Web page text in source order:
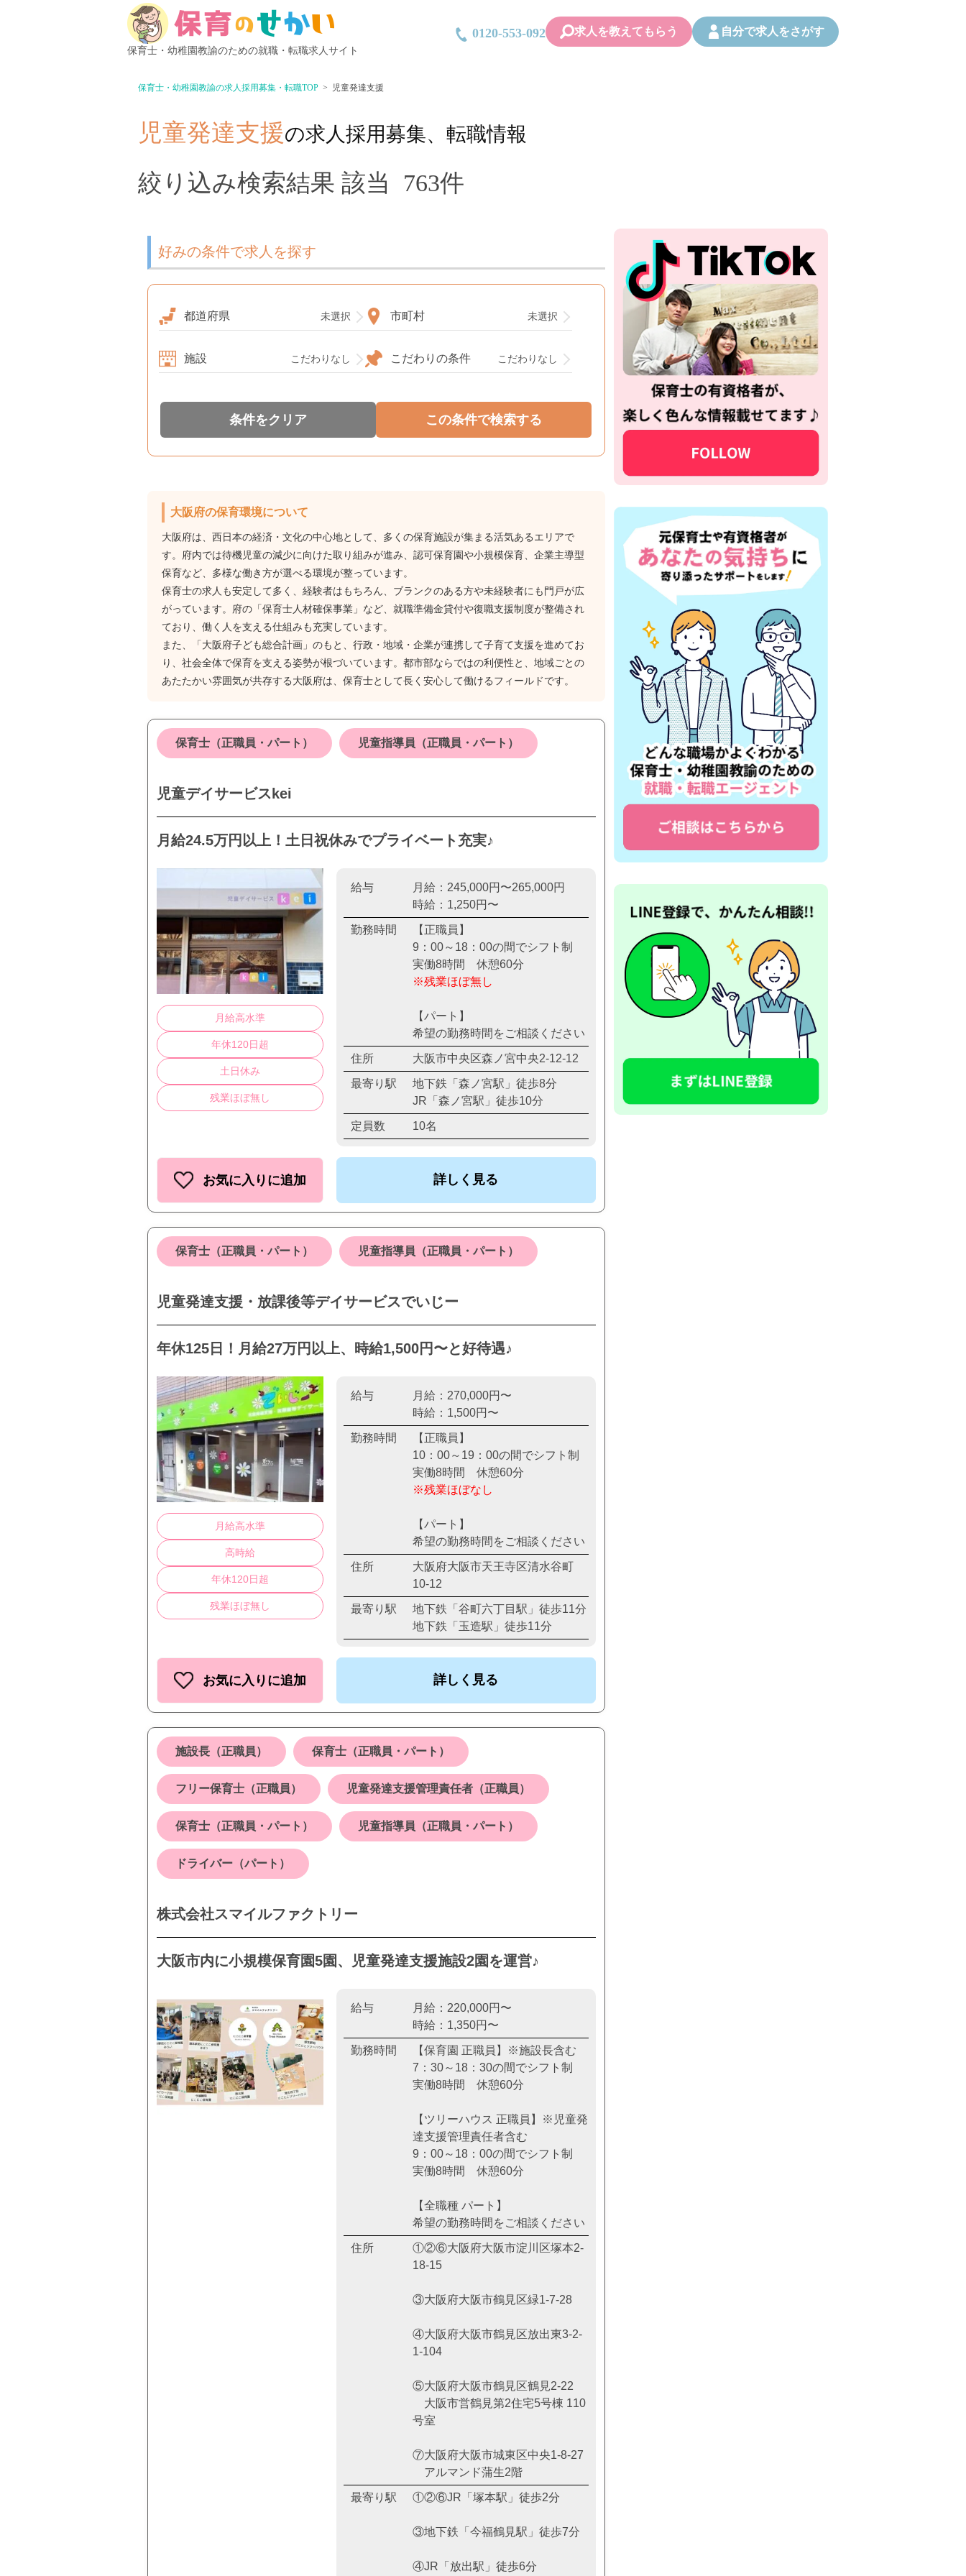
保育士・幼稚園教諭のための就職・転職求人サイト
0120-553-092 求人を教えてもらう 自分で求人をさがす
保育士・幼稚園教諭の求人採用募集・転職TOP 児童発達支援
児童発達支援の求人採用募集、転職情報
絞り込み検索結果 該当 763件
好みの条件で求人を探す
都道府県 未選択 市町村 未選択
施設 こだわりなし こだわりの条件 こだわりなし
条件をクリア
大阪府の保育環境について
大阪府は、西日本の経済・文化の中心地として、多くの保育施設が集まる活気あるエリアで
す。府内では待機児童の減少に向けた取り組みが進み、認可保育園や小規模保育、企業主導型
保育など、多様な働き方が選べる環境が整っています。
保育士の求人も安定して多く、経験者はもちろん、ブランクのある方や未経験者にも門戸が広
がっています。府の「保育士人材確保事業」など、就職準備金貸付や復職支援制度が整備され
ており、働く人を支える仕組みも充実しています。
また、「大阪府子ども総合計画」のもと、行政・地域・企業が連携して子育て支援を進めてお
り、社会全体で保育を支える姿勢が根づいています。都市部ならではの利便性と、地域ごとの
あたたかい雰囲気が共存する大阪府は、保育士として長く安心して働けるフィールドです。
保育士（正職員・パート） 児童指導員（正職員・パート）
児童デイサービスkei
月給24.5万円以上！土日祝休みでプライベート充実♪
月給高水準
年休120日超
土日休み
残業ほぼ無し
給与
月給：245,000円〜265,000円
時給：1,250円〜
勤務時間
【正職員】
9：00～18：00の間でシフト制
実働8時間 休憩60分
※残業ほぼ無し
【パート】
希望の勤務時間をご相談ください
住所 大阪市中央区森ノ宮中央2-12-12
最寄り駅
地下鉄「森ノ宮駅」徒歩8分
JR「森ノ宮駅」徒歩10分
定員数 10名
お気に入りに追加 詳しく見る
保育士（正職員・パート） 児童指導員（正職員・パート）
児童発達支援・放課後等デイサービスでいじー
年休125日！月給27万円以上、時給1,500円〜と好待遇♪
月給高水準
高時給
年休120日超
残業ほぼ無し
給与
月給：270,000円〜
時給：1,500円〜
勤務時間
【正職員】
10：00～19：00の間でシフト制
実働8時間 休憩60分
※残業ほぼなし
【パート】
希望の勤務時間をご相談ください
住所
大阪府大阪市天王寺区清水谷町
10-12
最寄り駅
地下鉄「谷町六丁目駅」徒歩11分
地下鉄「玉造駅」徒歩11分
お気に入りに追加 詳しく見る
施設長（正職員） 保育士（正職員・パート）
フリー保育士（正職員） 児童発達支援管理責任者（正職員）
保育士（正職員・パート） 児童指導員（正職員・パート）
ドライバー（パート）
株式会社スマイルファクトリー
大阪市内に小規模保育園5園、児童発達支援施設2園を運営♪
給与
月給：220,000円〜
時給：1,350円〜
勤務時間
【保育園 正職員】※施設長含む
7：30～18：30の間でシフト制
実働8時間 休憩60分
【ツリーハウス 正職員】※児童発
達支援管理責任者含む
9：00～18：00の間でシフト制
実働8時間 休憩60分
【全職種 パート】
希望の勤務時間をご相談ください
住所
①②⑥大阪府大阪市淀川区塚本2-
18-15
③大阪府大阪市鶴見区緑1-7-28
④大阪府大阪市鶴見区放出東3-2-
1-104
⑤大阪府大阪市鶴見区鶴見2-22
大阪市営鶴見第2住宅5号棟 110
号室
⑦大阪府大阪市城東区中央1-8-27
アルマンド蒲生2階
最寄り駅 ①②⑥JR「塚本駅」徒歩2分
③地下鉄「今福鶴見駅」徒歩7分
④JR「放出駅」徒歩6分